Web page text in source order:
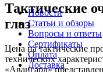
Тактические
глаз
Цена на тактические
технических
«Авангард»
Новости
Статьи и обзоры
Вопросы и ответы
Сертификаты
Оплата
Доставка